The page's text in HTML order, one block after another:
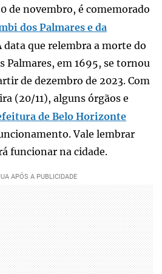
de novembro, é comemorado
dos Palmares e da
data que relembra a morte do
Palmares, em 1695, se tornou
de dezembro de 2023. Com
(20/11), alguns órgãos e
de Belo Horizonte
Vale lembrar
funcionar na cidade.